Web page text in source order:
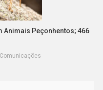
Animais Peçonhentos; 466